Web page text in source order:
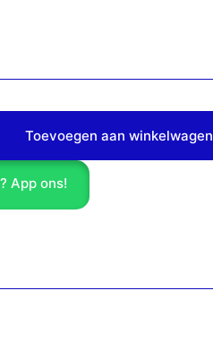
Toevoegen aan winkelwagen
App ons!